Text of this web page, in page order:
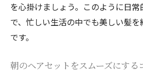
を心掛けましょう。このように日
で、忙しい生活の中でも美しい髪
です。
朝のヘアセットをスムーズにする